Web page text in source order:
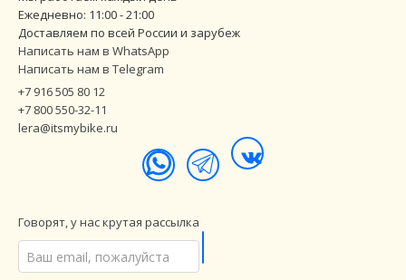
Ежедневно: 11:00 - 21:00
Доставляем по всей России и зарубеж
Написать нам в WhatsApp
Написать нам в Telegram
+7 916 505 80 12
+7 800 550-32-11
lera@itsmybike.ru
Говорят, у нас крутая рассылка